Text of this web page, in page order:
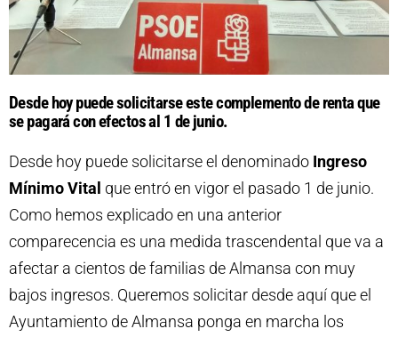
Desde hoy puede solicitarse este complemento de renta que
se pagará con efectos al 1 de junio.
Desde hoy puede solicitarse el denominado Ingreso
Mínimo Vital que entró en vigor el pasado 1 de junio.
Como hemos explicado en una anterior
comparecencia es una medida trascendental que va a
afectar a cientos de familias de Almansa con muy
bajos ingresos. Queremos solicitar desde aquí que el
Ayuntamiento de Almansa ponga en marcha los